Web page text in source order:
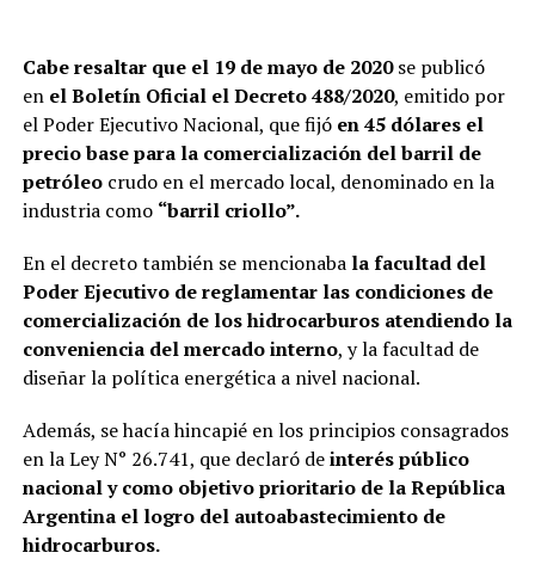
Cabe resaltar que el 19 de mayo de 2020se publicó
enel Boletín Oficial el Decreto 488/2020, emitido por
el Poder Ejecutivo Nacional, que fijó en 45 dólares el
precio base para la comercialización del barril de
petróleocrudo en el mercado local, denominado en la
industria como “barril criollo”.
En el decreto también se mencionaba la facultad del
Poder Ejecutivo de reglamentar las condiciones de
comercialización de los hidrocarburos atendiendo la
conveniencia del mercado interno, y la facultad de
diseñar la política energética a nivel nacional.
Además, se hacía hincapié en los principios consagrados
en la Ley N° 26.741, que declaró deinterés público
nacional y como objetivo prioritario de la República
Argentina el logro del autoabastecimiento de
hidrocarburos.